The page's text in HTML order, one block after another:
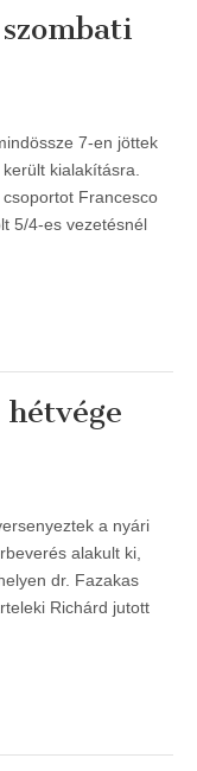
7-en jöttek
kialakításra.
Francesco
5/4-es vezetésnél
a nyári
alakult ki,
dr. Fazakas
Richárd jutott